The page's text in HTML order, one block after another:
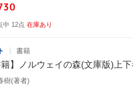
中 12点 在庫あり
書籍
籍】ノルウェイの森(文庫版)上
樹(著者)